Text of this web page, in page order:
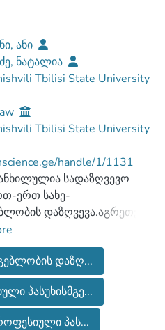
ანი
ნატალია
Tbilisi State University
Tbilisi State University
handle/1/1131
სადაზღვევო
ერთ სახე-
დაზღვევა.აგრეთვე
პროფესიული
დაზღვევა როგორც
ექიმის პროფესიული
დაზღვევის ჭრილში.
სფეროს
აღნიშნული სადაზღვევო
დაზღ...
პასუხისმგე...
პას...